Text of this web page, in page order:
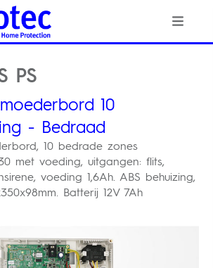
PS
10
- Bedraad
10 bedrade zones
met voeding, uitgangen: flits,
voeding 1,6Ah. ABS behuizing,
Batterij 12V 7Ah